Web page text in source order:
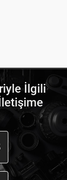
İlgili